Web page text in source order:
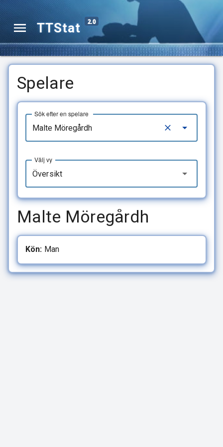
TTStat 2.0
Spelare
Sök efter en spelare
Översikt
Välj vy
Malte Möregårdh
Kön: Man